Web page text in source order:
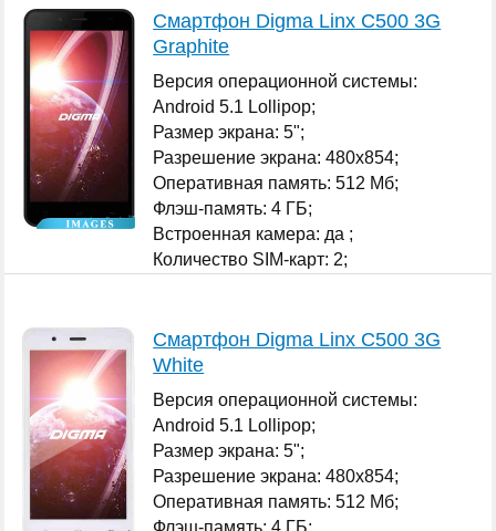
Смартфон Digma Linx C500 3G
Graphite
Версия операционной системы:
Android 5.1 Lollipop;
Размер экрана: 5";
Разрешение экрана: 480x854;
Оперативная память: 512 Мб;
Флэш-память: 4 ГБ;
Встроенная камера: да ;
Количество SIM-карт: 2;
Смартфон Digma Linx C500 3G
White
Версия операционной системы:
Android 5.1 Lollipop;
Размер экрана: 5";
Разрешение экрана: 480x854;
Оперативная память: 512 Мб;
Флэш-память: 4 ГБ;